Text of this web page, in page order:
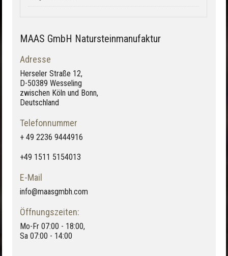
MAAS GmbH Natursteinmanufaktur
Adresse
Herseler Straße 12,
D-50389 Wesseling
zwischen Köln und Bonn,
Deutschland
Telefonnummer
+ 49 2236 9444916
+49 1511 5154013
E-Mail
info@maasgmbh.com
Öffnungszeiten:
Mo-Fr 07:00 - 18:00,
Sa 07:00 - 14:00